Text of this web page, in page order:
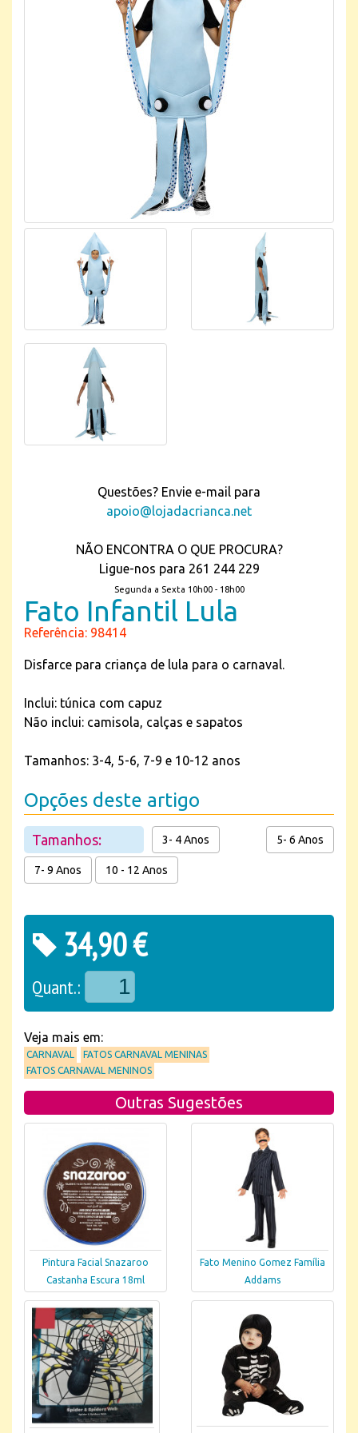
Questões? Envie e-mail para
apoio@lojadacrianca.net
NÃO ENCONTRA O QUE PROCURA?
Ligue-nos para 261 244 229
Segunda a Sexta 10h00 - 18h00
Fato Infantil Lula
Referência: 98414
Disfarce para criança de lula para o carnaval.
Inclui: túnica com capuz
Não inclui: camisola, calças e sapatos
Tamanhos: 3-4, 5-6, 7-9 e 10-12 anos
Opções deste artigo
Tamanhos: 3- 4 Anos 5- 6 Anos
7- 9 Anos 10 - 12 Anos
34,90 €
Quant.:
Veja mais em:
CARNAVAL
FATOS CARNAVAL MENINAS
FATOS CARNAVAL MENINOS
Outras Sugestões
Pintura Facial Snazaroo
Castanha Escura 18ml
Fato Menino Gomez Família
Addams